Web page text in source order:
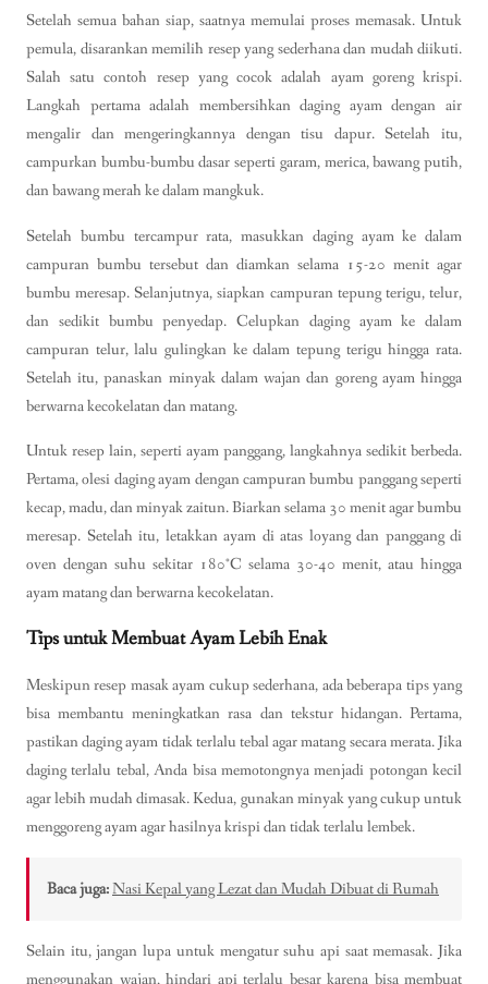
Setelah semua bahan siap, saatnya memulai proses memasak. Untuk
pemula, disarankan memilih resep yang sederhana dan mudah diikuti.
Salah satu contoh resep yang cocok adalah ayam goreng krispi.
Langkah pertama adalah membersihkan daging ayam dengan air
mengalir dan mengeringkannya dengan tisu dapur. Setelah itu,
campurkan bumbu-bumbu dasar seperti garam, merica, bawang putih,
dan bawang merah ke dalam mangkuk.
Setelah bumbu tercampur rata, masukkan daging ayam ke dalam
campuran bumbu tersebut dan diamkan selama 15-20 menit agar
bumbu meresap. Selanjutnya, siapkan campuran tepung terigu, telur,
dan sedikit bumbu penyedap. Celupkan daging ayam ke dalam
campuran telur, lalu gulingkan ke dalam tepung terigu hingga rata.
Setelah itu, panaskan minyak dalam wajan dan goreng ayam hingga
berwarna kecokelatan dan matang.
Untuk resep lain, seperti ayam panggang, langkahnya sedikit berbeda.
Pertama, olesi daging ayam dengan campuran bumbu panggang seperti
kecap, madu, dan minyak zaitun. Biarkan selama 30 menit agar bumbu
meresap. Setelah itu, letakkan ayam di atas loyang dan panggang di
oven dengan suhu sekitar 180°C selama 30-40 menit, atau hingga
ayam matang dan berwarna kecokelatan.
Tips untuk Membuat Ayam Lebih Enak
Meskipun resep masak ayam cukup sederhana, ada beberapa tips yang
bisa membantu meningkatkan rasa dan tekstur hidangan. Pertama,
pastikan daging ayam tidak terlalu tebal agar matang secara merata. Jika
daging terlalu tebal, Anda bisa memotongnya menjadi potongan kecil
agar lebih mudah dimasak. Kedua, gunakan minyak yang cukup untuk
menggoreng ayam agar hasilnya krispi dan tidak terlalu lembek.
Baca juga:Nasi Kepal yang Lezat dan Mudah Dibuat di Rumah
Selain itu, jangan lupa untuk mengatur suhu api saat memasak. Jika